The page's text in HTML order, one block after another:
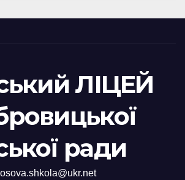
ЛІЦЕЙ
ради
osova.shkola@ukr.net